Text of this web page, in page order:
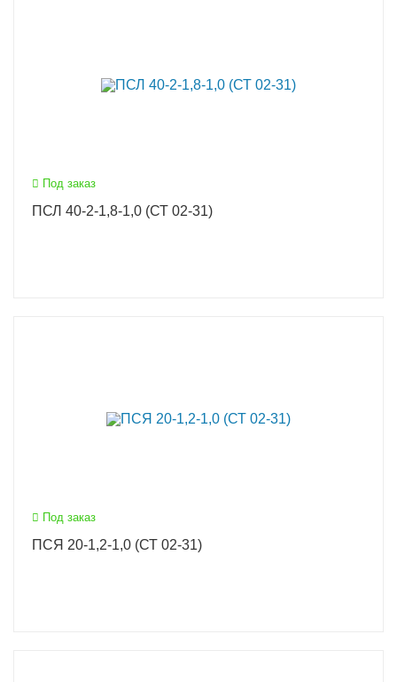
Под заказ
ПСЛ 40-2-1,8-1,0 (СТ 02-31)
Под заказ
ПСЯ 20-1,2-1,0 (СТ 02-31)